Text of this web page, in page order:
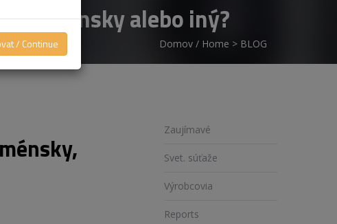
gruzínsky alebo iný?
Domov / Home > BLOG
Zaujímavé
Svet. súťaže
Výrobcovia
Reports
/ Continue